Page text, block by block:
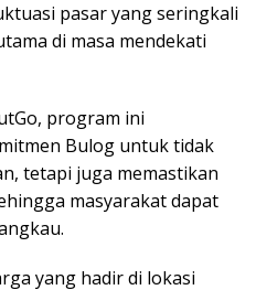
pasar yang seringkali
di masa mendekati
program ini
Bulog untuk tidak
tetapi juga memastikan
masyarakat dapat
yang hadir di lokasi